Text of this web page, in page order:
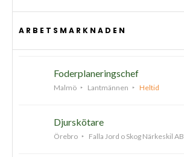
ARBETSMARKNADEN
Foderplaneringschef
Malmö Lantmännen Heltid
Djurskötare
Örebro Falla Jord o Skog Närkeskil AB